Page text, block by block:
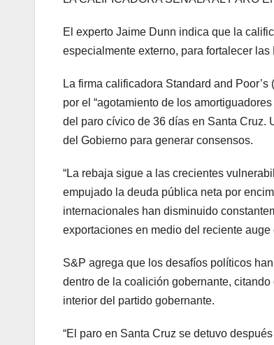
El experto Jaime Dunn indica que la
especialmente externo, para fortalecer
La firma calificadora Standard and
por el “agotamiento de los
del paro cívico de 36 días en Santa Cruz.
del Gobierno para generar consensos.
“La rebaja sigue a las crecientes
empujado la deuda pública neta por
internacionales han disminuido
exportaciones en medio del reciente
S&P agrega que los desafíos políticos
dentro de la coalición gobernante,
interior del partido gobernante.
“El paro en Santa Cruz se detuvo